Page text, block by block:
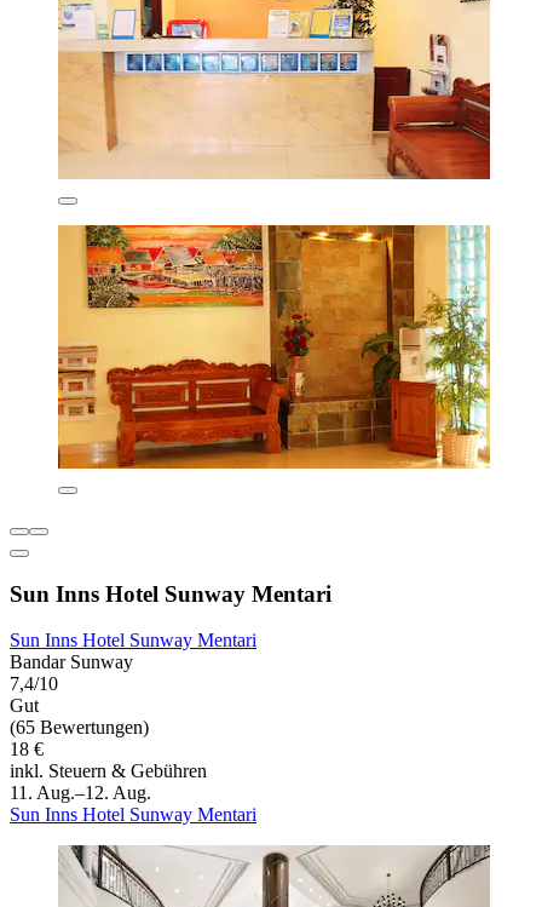
Sun Inns Hotel Sunway Mentari
Sun Inns Hotel Sunway Mentari
Bandar Sunway
7,4/10
Gut
(65 Bewertungen)
18 €
inkl. Steuern & Gebühren
11. Aug.–12. Aug.
Sun Inns Hotel Sunway Mentari